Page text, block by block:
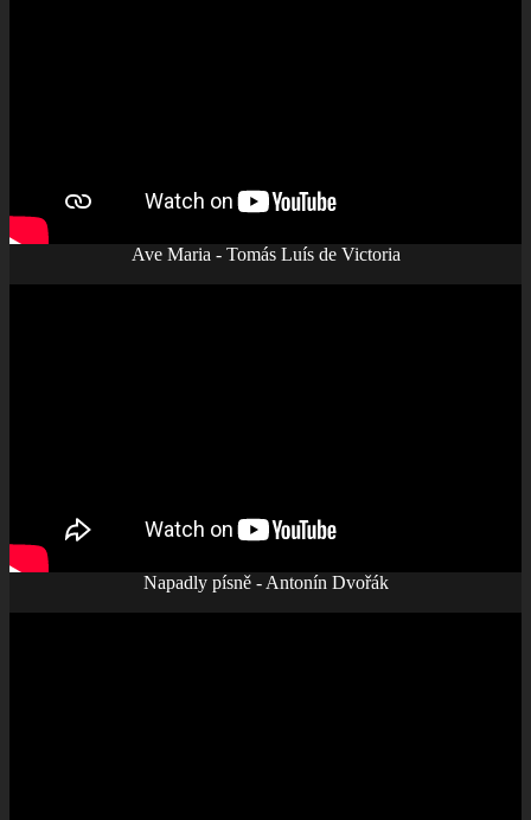
Ave Maria - Tomás Luís de Victoria
Napadly písně - Antonín Dvořák